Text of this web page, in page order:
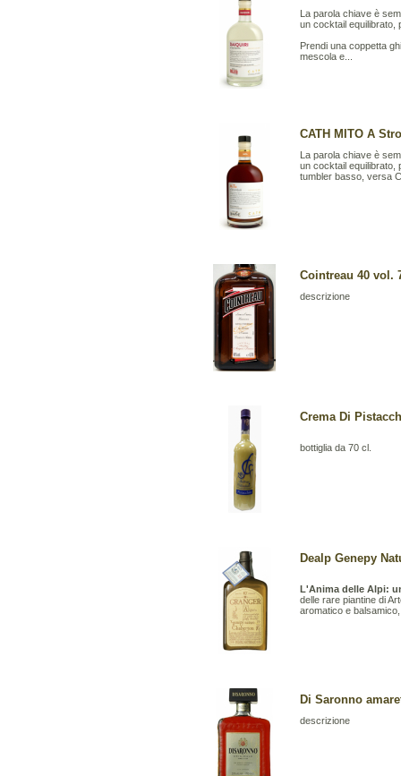
La parola chiave è
un cocktail equilibrato,
Prendi una coppetta
mescola e...
CATH MITO A
La parola chiave è
un cocktail equilibrato,
tumbler basso, versa
Cointreau 40 vol.
descrizione
Crema Di
bottiglia da 70 cl.
Dealp Genepy
L'Anima delle Alpi:
delle rare piantine di
aromatico e
Di Saronno
descrizione